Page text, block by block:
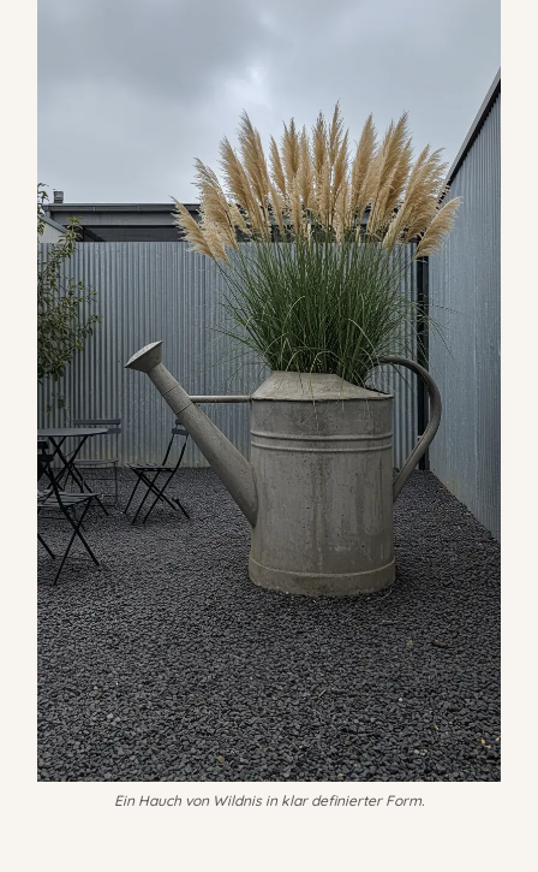
Ein Hauch von Wildnis in klar definierter Form.